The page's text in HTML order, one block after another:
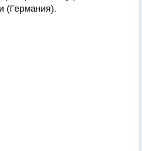
(Германия).